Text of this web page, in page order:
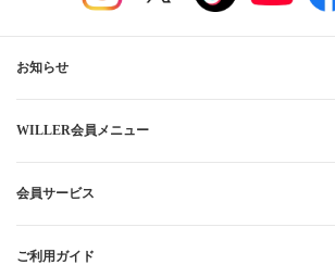
お知らせ
WILLER会員メニュー
会員サービス
ご利用ガイド